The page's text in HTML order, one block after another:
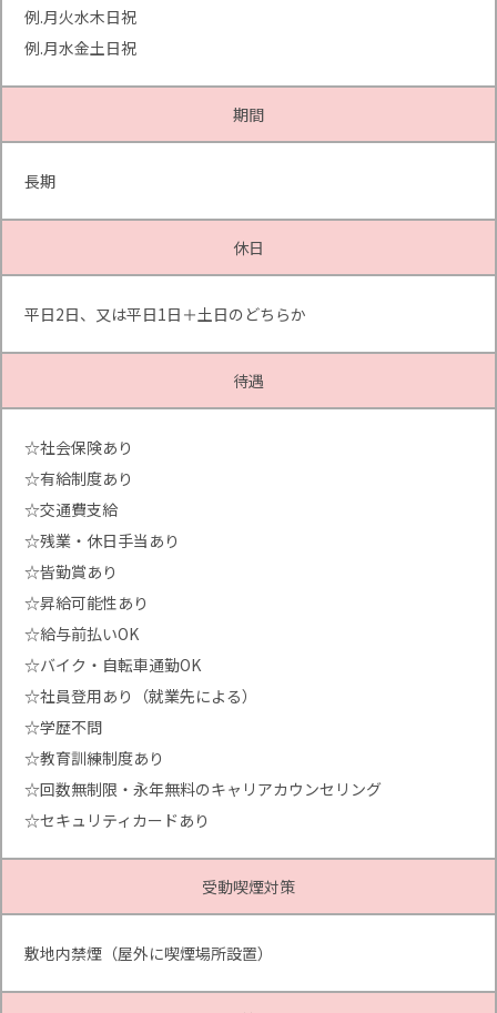
例.月火水木日祝
例.月水金土日祝
期間
長期
休日
平日2日、又は平日1日＋土日のどちらか
待遇
☆社会保険あり
☆有給制度あり
☆交通費支給
☆残業・休日手当あり
☆皆勤賞あり
☆昇給可能性あり
☆給与前払いOK
☆バイク・自転車通勤OK
☆社員登用あり（就業先による）
☆学歴不問
☆教育訓練制度あり
☆回数無制限・永年無料のキャリアカウンセリング
☆セキュリティカードあり
受動喫煙対策
敷地内禁煙（屋外に喫煙場所設置）